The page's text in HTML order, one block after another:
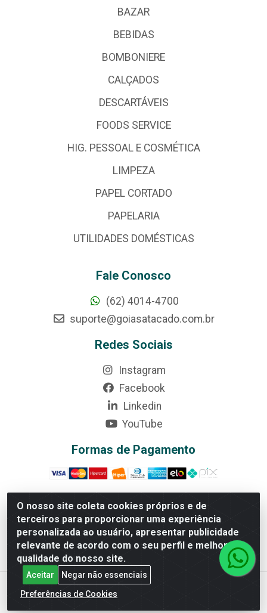
O nosso site coleta cookies próprios e de
terceiros para proporcionar uma experiência
personalizada ao usuário, apresentar publicidade
relevante de acordo com o seu perfil e melhorar a
qualidade do nosso site.
Aceitar
Negar não essenciais
Preferências de Cookies
BAZAR
BEBIDAS
BOMBONIERE
CALÇADOS
DESCARTÁVEIS
FOODS SERVICE
HIG. PESSOAL E COSMÉTICA
LIMPEZA
PAPEL CORTADO
PAPELARIA
UTILIDADES DOMÉSTICAS
Fale Conosco
(62) 4014-4700
suporte@goiasatacado.com.br
Redes Sociais
Instagram
Facebook
Linkedin
YouTube
Formas de Pagamento
Rede Brasil - Avenida Universitária, nº 3860, Jardim das
Américas II Etapa - Anápolis/GO - CEP 75070-415 -
CNPJ 07.728.073/0002-24